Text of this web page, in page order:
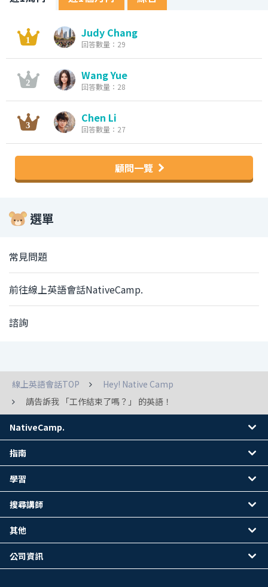
Judy Chang
回答數量：29
Wang Yue
回答數量：28
Chen Li
回答數量：27
顧問一覽
選單
常見問題
前往線上英語會話NativeCamp.
諮詢
線上英語會話TOP
Hey! Native Camp
請告訴我 「工作結束了嗎？」 的英語！
NativeCamp.
指南
學習
搜尋講師
其他
公司資訊